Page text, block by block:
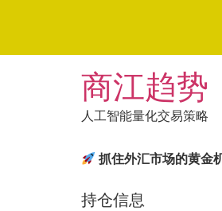
商江趋势
人工智能量化交易策略
抓住外汇市场的黄金
持仓信息